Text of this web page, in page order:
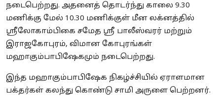
நடைபெற்றது. அதனைத் தொடர்ந்து காலை 9.30
மணிக்கு மேல் 10.30 மணிக்குள் மீன லக்னத்தில்
ஸ்ரீலோகாம்பிகை சமேத ஸ்ரீ பாலீஸ்வரர் மற்றும்
இராஜகோபுரம், விமான கோபுரங்கள்
மஹாகும்பாபிஷேகமும் நடைபெற்றது.
இந்த மஹாகும்பாபிஷேக நிகழ்ச்சியில் ஏராளமான
பக்தர்கள் கலந்து கொண்டு சாமி அருளை பெற்றனர்.